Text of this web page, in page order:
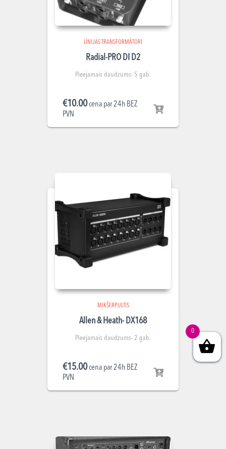
LĪNIJAS TRANSFORMĀTORI
Radial-PRO DI D2
Pieejamais daudzums- 5 gab.
€10.00cena par 24h BEZ
PVN
MIKŠERPULTIS
Allen & Heath- DX168
Pieejamais daudzums- 2 gab.
€15.00cena par 24h BEZ
PVN
0